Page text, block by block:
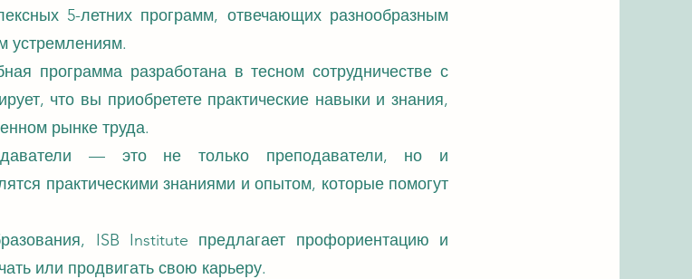
5-летних программ, отвечающих разнообразным
устремлениям.
программа разработана в тесном сотрудничестве с
что вы приобретете практические навыки и знания,
рынке труда.
— это не только преподаватели, но и
практическими знаниями и опытом, которые помогут
ISB Institute предлагает профориентацию и
или продвигать свою карьеру.